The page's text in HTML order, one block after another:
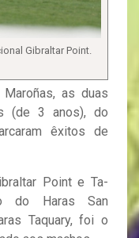
Gibraltar Point.
as duas
(de 3 anos), do
êxitos de
Point e Ta-
do Haras San
Taquary, foi o